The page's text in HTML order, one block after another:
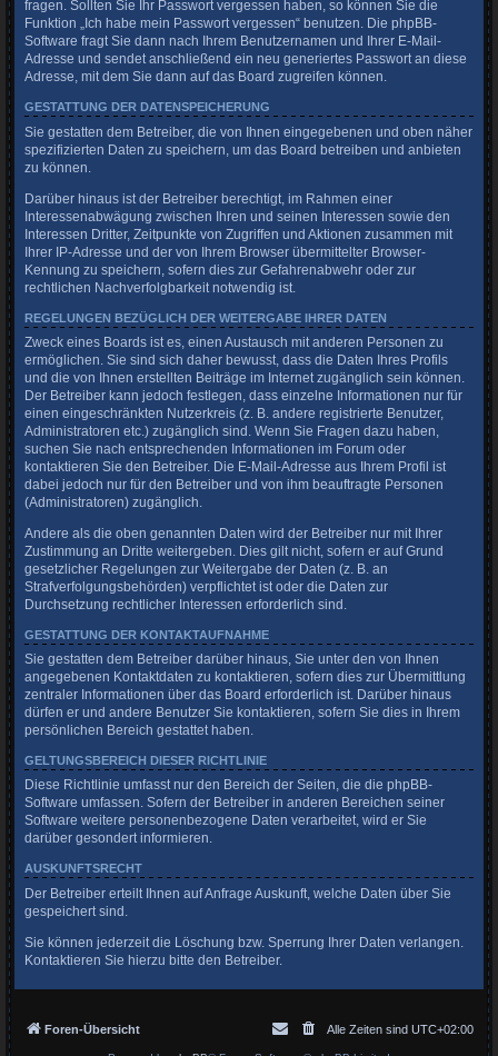
fragen. Sollten Sie Ihr Passwort vergessen haben, so können Sie die
Funktion „Ich habe mein Passwort vergessen“ benutzen. Die phpBB-
Software fragt Sie dann nach Ihrem Benutzernamen und Ihrer E-Mail-
Adresse und sendet anschließend ein neu generiertes Passwort an diese
Adresse, mit dem Sie dann auf das Board zugreifen können.
GESTATTUNG DER DATENSPEICHERUNG
Sie gestatten dem Betreiber, die von Ihnen eingegebenen und oben näher
spezifizierten Daten zu speichern, um das Board betreiben und anbieten
zu können.
Darüber hinaus ist der Betreiber berechtigt, im Rahmen einer
Interessenabwägung zwischen Ihren und seinen Interessen sowie den
Interessen Dritter, Zeitpunkte von Zugriffen und Aktionen zusammen mit
Ihrer IP-Adresse und der von Ihrem Browser übermittelter Browser-
Kennung zu speichern, sofern dies zur Gefahrenabwehr oder zur
rechtlichen Nachverfolgbarkeit notwendig ist.
REGELUNGEN BEZÜGLICH DER WEITERGABE IHRER DATEN
Zweck eines Boards ist es, einen Austausch mit anderen Personen zu
ermöglichen. Sie sind sich daher bewusst, dass die Daten Ihres Profils
und die von Ihnen erstellten Beiträge im Internet zugänglich sein können.
Der Betreiber kann jedoch festlegen, dass einzelne Informationen nur für
einen eingeschränkten Nutzerkreis (z. B. andere registrierte Benutzer,
Administratoren etc.) zugänglich sind. Wenn Sie Fragen dazu haben,
suchen Sie nach entsprechenden Informationen im Forum oder
kontaktieren Sie den Betreiber. Die E-Mail-Adresse aus Ihrem Profil ist
dabei jedoch nur für den Betreiber und von ihm beauftragte Personen
(Administratoren) zugänglich.
Andere als die oben genannten Daten wird der Betreiber nur mit Ihrer
Zustimmung an Dritte weitergeben. Dies gilt nicht, sofern er auf Grund
gesetzlicher Regelungen zur Weitergabe der Daten (z. B. an
Strafverfolgungsbehörden) verpflichtet ist oder die Daten zur
Durchsetzung rechtlicher Interessen erforderlich sind.
GESTATTUNG DER KONTAKTAUFNAHME
Sie gestatten dem Betreiber darüber hinaus, Sie unter den von Ihnen
angegebenen Kontaktdaten zu kontaktieren, sofern dies zur Übermittlung
zentraler Informationen über das Board erforderlich ist. Darüber hinaus
dürfen er und andere Benutzer Sie kontaktieren, sofern Sie dies in Ihrem
persönlichen Bereich gestattet haben.
GELTUNGSBEREICH DIESER RICHTLINIE
Diese Richtlinie umfasst nur den Bereich der Seiten, die die phpBB-
Software umfassen. Sofern der Betreiber in anderen Bereichen seiner
Software weitere personenbezogene Daten verarbeitet, wird er Sie
darüber gesondert informieren.
AUSKUNFTSRECHT
Der Betreiber erteilt Ihnen auf Anfrage Auskunft, welche Daten über Sie
gespeichert sind.
Sie können jederzeit die Löschung bzw. Sperrung Ihrer Daten verlangen.
Kontaktieren Sie hierzu bitte den Betreiber.
Foren-Übersicht Alle Zeiten sind UTC+02:00